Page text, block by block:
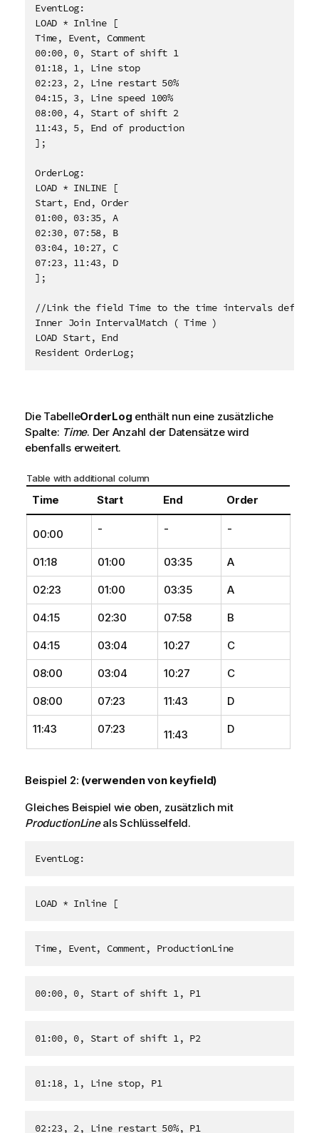
EventLog:
LOAD * Inline [
Time, Event, Comment
00:00, 0, Start of shift 1
01:18, 1, Line stop
02:23, 2, Line restart 50%
04:15, 3, Line speed 100%
08:00, 4, Start of shift 2
11:43, 5, End of production
];
OrderLog:
LOAD * INLINE [
Start, End, Order
01:00, 03:35, A
02:30, 07:58, B
03:04, 10:27, C
07:23, 11:43, D
];
//Link the field Time to the time intervals
Inner Join IntervalMatch ( Time )
LOAD Start, End
Resident OrderLog;
Die TabelleOrderLog enthält nun eine zusätzliche
Spalte: Time. Der Anzahl der Datensätze wird
ebenfalls erweitert.
Table with additional column
Time Start End Order
00:00 - - -
01:18 01:00 03:35 A
02:23 01:00 03:35 A
04:15 02:30 07:58 B
04:15 03:04 10:27 C
08:00 03:04 10:27 C
08:00 07:23 11:43 D
11:43 07:23 11:43 D
Beispiel 2: (verwenden von keyfield)
Gleiches Beispiel wie oben, zusätzlich mit
ProductionLineals Schlüsselfeld.
EventLog:
LOAD * Inline [
Time, Event, Comment, ProductionLine
00:00, 0, Start of shift 1, P1
01:00, 0, Start of shift 1, P2
01:18, 1, Line stop, P1
02:23, 2, Line restart 50%, P1